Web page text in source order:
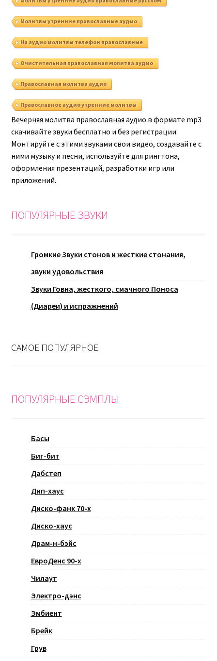
Молитвы утренние православные аудио
На аудио молитвы телефон православные
Очистительная православная молитва аудио
Православная молитва аудио
Православное аудио утренние молитвы
Вечерняя молитва православная аудио в формате mp3
скачивайте звуки бесплатно и без регистрации.
Монтируйте с этими звуками свои видео, создавайте с
ними музыку и песни, используйте для рингтона,
оформления презентаций, разработки игр или
приложений.
ПОПУЛЯРНЫЕ ЗВУКИ
Громкие Звуки стонов и жесткие стонания,
звуки удовольствия
Звуки Говна, жесткого, смачного Поноса
(Диареи) и испражнений
САМОЕ ПОПУЛЯРНОЕ
ПОПУЛЯРНЫЕ СЭМПЛЫ
Басы
Биг-бит
Дабстеп
Дип-хаус
Диско-фанк 70-х
Диско-хаус
Драм-н-бэйс
ЕвроДенс 90-х
Чилаут
Электро-дэнс
Эмбиент
Брейк
Грув